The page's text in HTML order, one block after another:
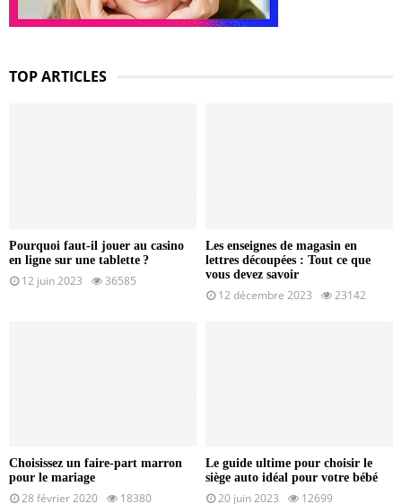
TOP ARTICLES
Pourquoi faut-il jouer au casino
en ligne sur une tablette ?
12 juin 2023 36585
Les enseignes de magasin en
lettres découpées : Tout ce que
vous devez savoir
12 décembre 2023 23142
Choisissez un faire-part marron
pour le mariage
28 février 2020 18380
Le guide ultime pour choisir le
siège auto idéal pour votre bébé
20 juin 2023 12699